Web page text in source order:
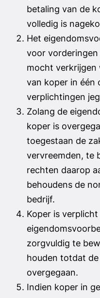
betaling van de
volledig is
Het
voor
mocht
van koper in één
verplichtingen
Zolang de
koper is
toegestaan de
vervreemden, te
rechten daarop
behoudens de
bedrijf.
Koper is
zorgvuldig te
houden totdat
overgegaan.
Indien koper in